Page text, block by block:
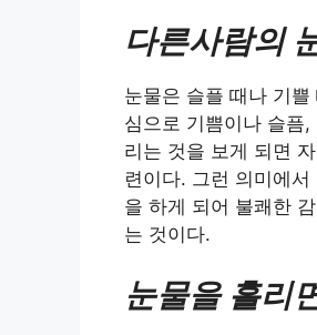
다른사람의
눈물은 슬플 때나 기
심으로 기쁨이나 슬픔
리는 것을 보게 되면
련이다. 그런 의미에
을 하게 되어 불쾌한
는 것이다.
눈물을 흘리